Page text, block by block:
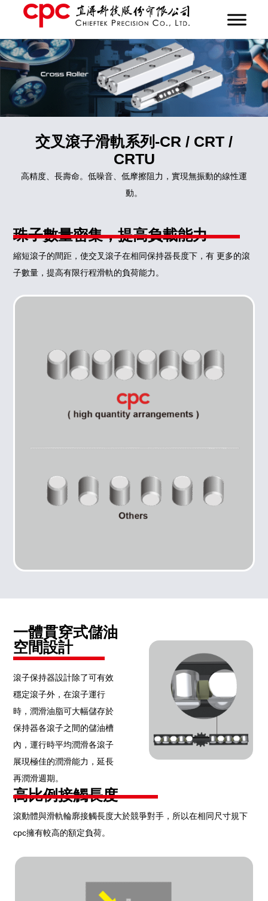
交叉滾子滑軌系列-CR / CRT /
CRTU
高精度、長壽命。低噪音、低摩擦阻力，實現無振動的線性運
動。
珠子數量密集，提高負載能力
縮短滾子的間距，使交叉滾子在相同保持器長度下，有 更多的滾
子數量，提高有限行程滑軌的負荷能力。
一體貫穿式儲油
空間設計
滾子保持器設計除了可有效
穩定滾子外，在滾子運行
時，潤滑油脂可大幅儲存於
保持器各滾子之間的儲油槽
內，運行時平均潤滑各滾子
展現極佳的潤滑能力，延長
再潤滑週期。
高比例接觸長度
滾動體與滑軌輪廓接觸長度大於競爭對手，所以在相同尺寸規下
cpc擁有較高的額定負荷。